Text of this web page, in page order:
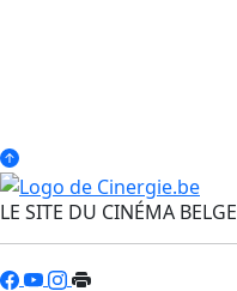
LE SITE DU CINÉMA BELGE